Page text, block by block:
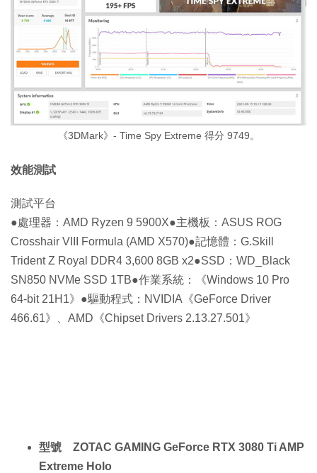
《3DMark》- Time Spy Extreme 得分 9749。
效能測試
測試平台
●處理器：AMD Ryzen 9 5900X●主機板：ASUS ROG
Crosshair VIII Formula (AMD X570)●記憶體：G.Skill
Trident Z Royal DDR4 3,600 8GB x2●SSD：WD_Black
SN850 NVMe SSD 1TB●作業系統：《Windows 10 Pro
64-bit 21H1》●驅動程式：NVIDIA《GeForce Driver
466.61》、AMD《Chipset Drivers 2.13.27.501》
型號 ZOTAC GAMING GeForce RTX 3080 Ti AMP
Extreme Holo